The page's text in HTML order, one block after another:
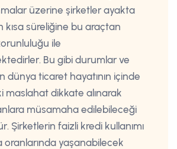
üzerine şirketler ayakta
kısa süreliğine bu araçtan
ile
Bu gibi durumlar ve
dünya ticaret hayatının içinde
maslahat dikkate alınarak
müsamaha edilebileceği
Şirketlerin faizli kredi kullanımı
oranlarında yaşanabilecek